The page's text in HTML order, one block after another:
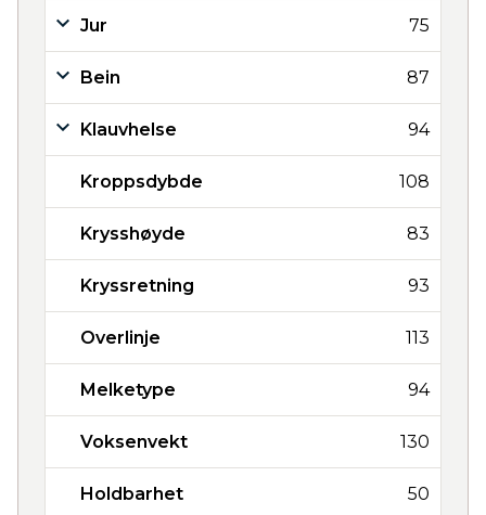
Jur 75
Bein 87
Klauvhelse 94
Kroppsdybde 108
Krysshøyde 83
Kryssretning 93
Overlinje 113
Melketype 94
Voksenvekt 130
Holdbarhet 50